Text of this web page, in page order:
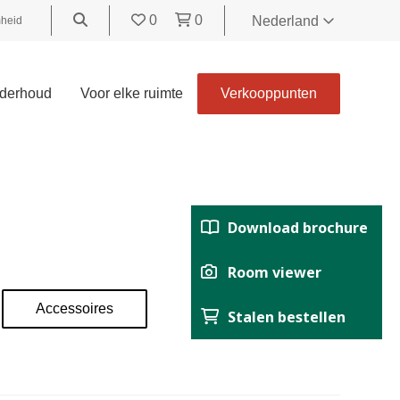
0 0
Nederland
United
Kingdom
Nederland
Français
Italiano
Svenska
Voor elke ruimte Verkooppunten
Accessoires
Download brochure
Room viewer
Stalen bestellen